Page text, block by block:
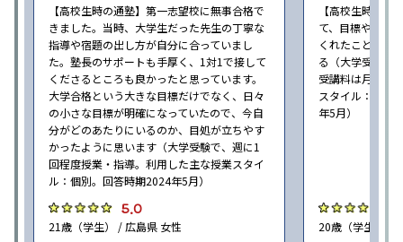
【高校生時の通塾】第一志望校に無事合格で
きました。当時、大学生だった先生の丁寧な
指導や宿題の出し方が自分に合っていまし
た。塾長のサポートも手厚く、1対1で接して
くださるところも良かったと思っています。
大学合格という大きな目標だけでなく、日々
の小さな目標が明確になっていたので、今自
分がどのあたりにいるのか、目処が立ちやす
かったように思います（大学受験で、週に1
回程度授業・指導。利用した主な授業スタイ
ル：個別。回答時期2024年5月）
5.0
21歳（学生） / 広島県 女性
【高校生時の通
て、目標や勉強
くれたことが、
る（大学受験で
受講料は月
スタイル：個別
年5月）
20歳（学生） /